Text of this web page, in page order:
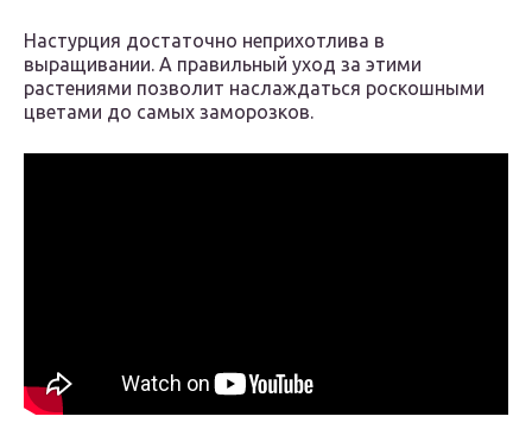
Настурция достаточно неприхотлива в
выращивании. А правильный уход за этими
растениями позволит наслаждаться роскошными
цветами до самых заморозков.